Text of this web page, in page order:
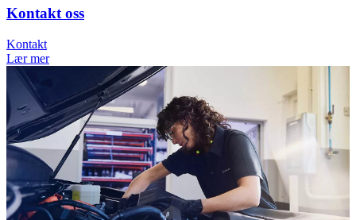
Kontakt oss
Kontakt
Lær mer